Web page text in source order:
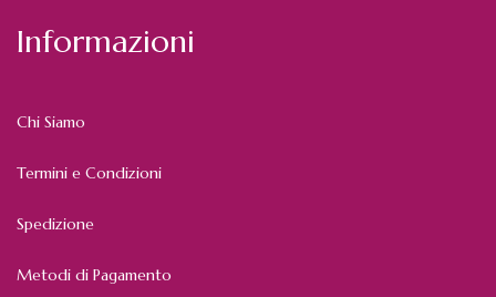
Informazioni
Chi Siamo
Termini e Condizioni
Spedizione
Metodi di Pagamento